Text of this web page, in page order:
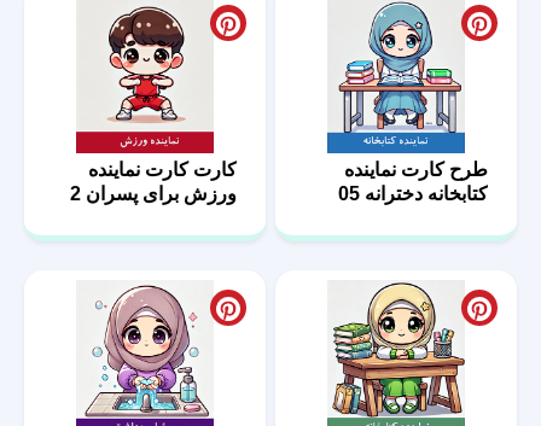
طرح کارت نماینده
کتابخانه دخترانه 05
کارت کارت نماینده
ورزش برای پسران 2